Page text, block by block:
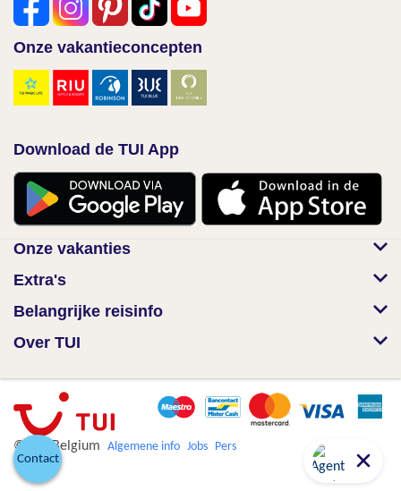
Onze vakantieconcepten
Download de TUI App
Onze vakanties
Extra's
Belangrijke reisinfo
Over TUI
© TUI Belgium Algemene info Jobs Pers
Contact